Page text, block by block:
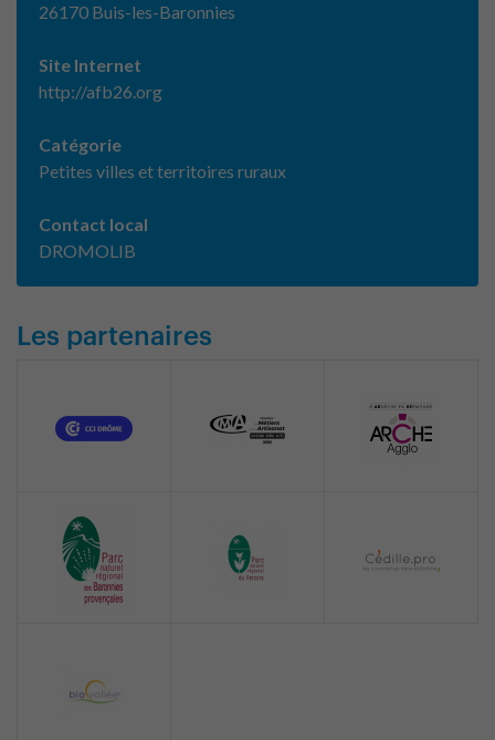
26170 Buis-les-Baronnies
Site Internet
http://afb26.org
Catégorie
Petites villes et territoires ruraux
Contact local
DROMOLIB
Les partenaires